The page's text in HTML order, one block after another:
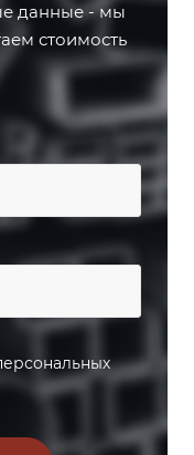
данные - мы
стоимость